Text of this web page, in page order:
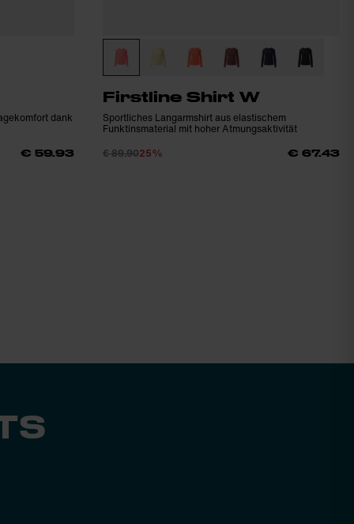
dank
€ 59.93
Firstline Shirt W
Sportliches Langarmshirt aus elastischem
Funktinsmaterial mit hoher Atmungsaktivität
€ 89.9025% € 67.43